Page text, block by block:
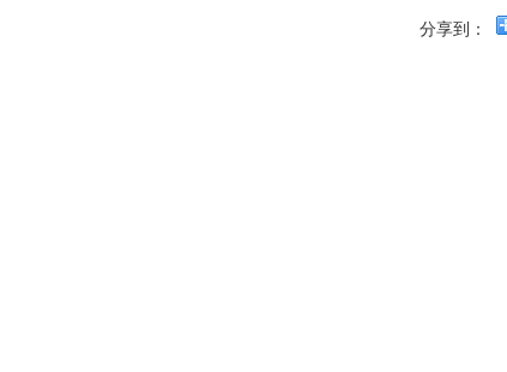
分享到：